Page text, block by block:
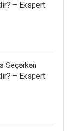
– Ekspert
Seçərkən
– Ekspert